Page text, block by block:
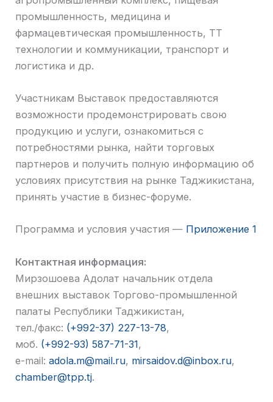
промышленность, медицина и
фармацевтическая промышленность, ТТ
технологии и коммуникации, транспорт и
логистика и др.
Участникам Выставок предоставляются
возможности продемонстрировать свою
продукцию и услуги, ознакомиться с
потребностями рынка, найти торговых
партнеров и получить полную информацию об
условиях присутствия на рынке Таджикистана,
принять участие в бизнес-форуме.
Программа и условия участия — Приложение 1
Контактная информация:
Мирзошоева Адолат начальник отдела
внешних выставок Торгово-промышленной
палаты Республики Таджикистан,
тел./факс: (+992-37) 227-13-78,
моб. (+992-93) 587-71-31,
e-mail:adola.m@mail.ru, mirsaidov.d@inbox.ru,
chamber@tpp.tj.